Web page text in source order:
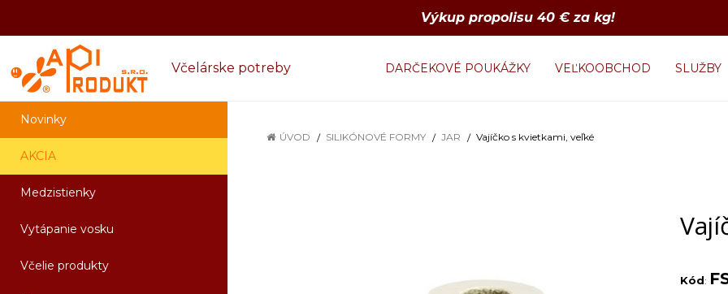
Výkup propolisu 40 € za kg!
Včelárske potreby DARČEKOVÉ POUKÁŽKY VEĽKOOBCHOD SLUŽBY
Novinky
AKCIA
Medzistienky
Vytápanie vosku
Včelie produkty
ÚVOD SILIKÓNOVÉ FORMY JAR Vajíčko s kvietkami, veľké
Kód: